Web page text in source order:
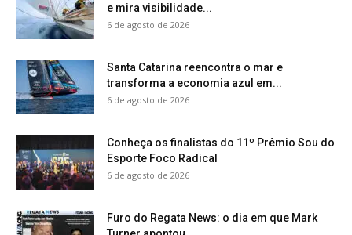
e mira visibilidade...
6 de agosto de 2026
Santa Catarina reencontra o mar e
transforma a economia azul em...
6 de agosto de 2026
Conheça os finalistas do 11º Prêmio Sou do
Esporte Foco Radical
6 de agosto de 2026
Furo do Regata News: o dia em que Mark